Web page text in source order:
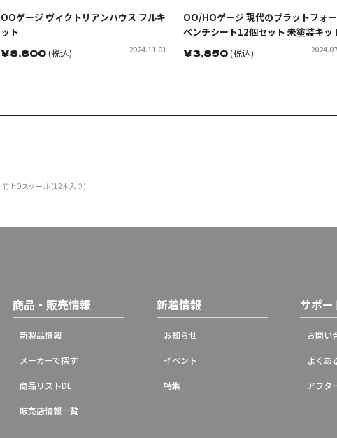
OOゲージ ヴィクトリアンハウス フルキ
ット
￥8,800(税込) 2024.11.01
OO/HOゲージ 現代のプラットフォ
ベンチシート12個セット 未塗装キッ
￥3,850(税込)
竹 HOスケール (12本入り)
商品・販売情報
新製品情報
メーカーで探す
商品リストDL
販売店情報一覧
新着情報
お知らせ
イベント
特集
サポー
お問い
よくあ
アフタ